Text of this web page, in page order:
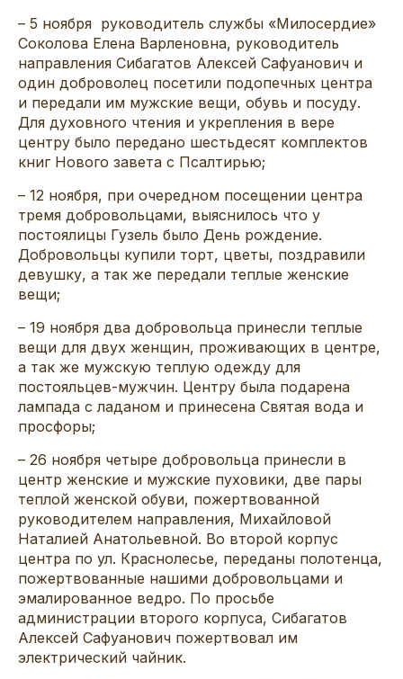
– 5 ноября руководитель службы «Милосердие»
Соколова Елена Варленовна, руководитель
направления Сибагатов Алексей Сафуанович и
один доброволец посетили подопечных центра
и передали им мужские вещи, обувь и посуду.
Для духовного чтения и укрепления в вере
центру было передано шестьдесят комплектов
книг Нового завета с Псалтирью;
– 12 ноября, при очередном посещении центра
тремя добровольцами, выяснилось что у
постоялицы Гузель было День рождение.
Добровольцы купили торт, цветы, поздравили
девушку, а так же передали теплые женские
вещи;
– 19 ноября два добровольца принесли теплые
вещи для двух женщин, проживающих в центре,
а так же мужскую теплую одежду для
постояльцев-мужчин. Центру была подарена
лампада с ладаном и принесена Святая вода и
просфоры;
– 26 ноября четыре добровольца принесли в
центр женские и мужские пуховики, две пары
теплой женской обуви, пожертвованной
руководителем направления, Михайловой
Наталией Анатольевной. Во второй корпус
центра по ул. Краснолесье, переданы полотенца,
пожертвованные нашими добровольцами и
эмалированное ведро. По просьбе
администрации второго корпуса, Сибагатов
Алексей Сафуанович пожертвовал им
электрический чайник.